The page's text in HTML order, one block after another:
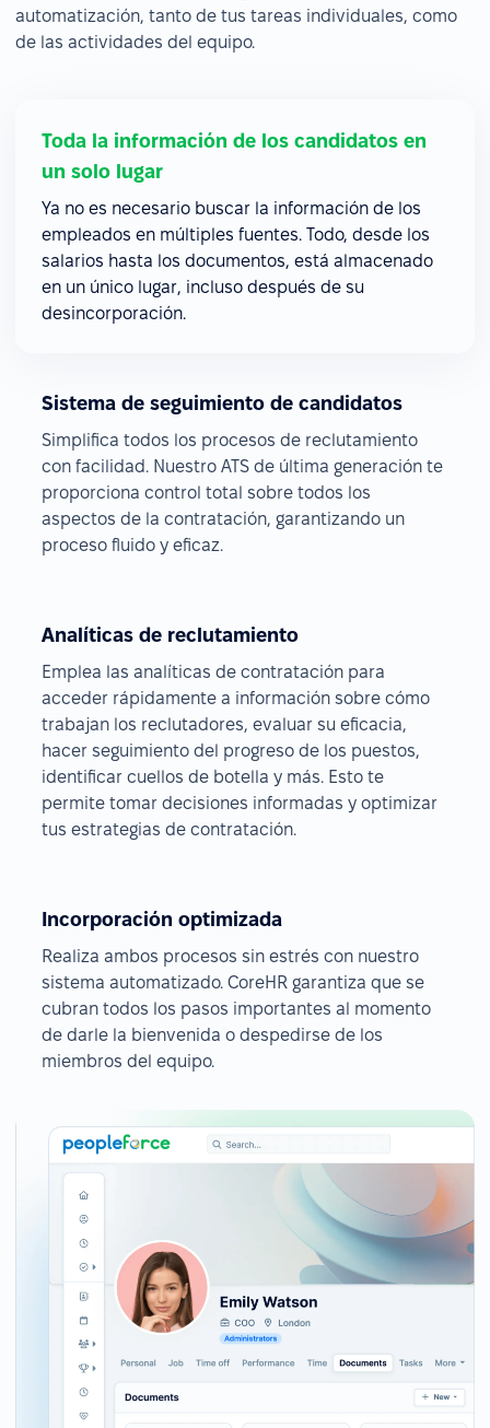
automatización, tanto de tus tareas individuales, como
de las actividades del equipo.
Toda la información de los candidatos en
un solo lugar
Ya no es necesario buscar la información de los
empleados en múltiples fuentes. Todo, desde los
salarios hasta los documentos, está almacenado
en un único lugar, incluso después de su
desincorporación.
Sistema de seguimiento de candidatos
Simplifica todos los procesos de reclutamiento
con facilidad. Nuestro ATS de última generación te
proporciona control total sobre todos los
aspectos de la contratación, garantizando un
proceso fluido y eficaz.
Analíticas de reclutamiento
Emplea las analíticas de contratación para
acceder rápidamente a información sobre cómo
trabajan los reclutadores, evaluar su eficacia,
hacer seguimiento del progreso de los puestos,
identificar cuellos de botella y más. Esto te
permite tomar decisiones informadas y optimizar
tus estrategias de contratación.
Incorporación optimizada
Realiza ambos procesos sin estrés con nuestro
sistema automatizado. CoreHR garantiza que se
cubran todos los pasos importantes al momento
de darle la bienvenida o despedirse de los
miembros del equipo.